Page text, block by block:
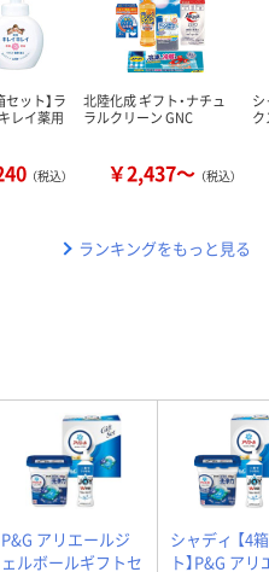
セット】ラ
レイ薬用
（税込）
北陸化成 ギフト・ナチュ
ラルクリーン GNC
￥2,437～ （税込）
ランキングをもっと見る
P&G アリエールジ
ェルボールギフトセ
シャディ 【4
ト】P&G ア